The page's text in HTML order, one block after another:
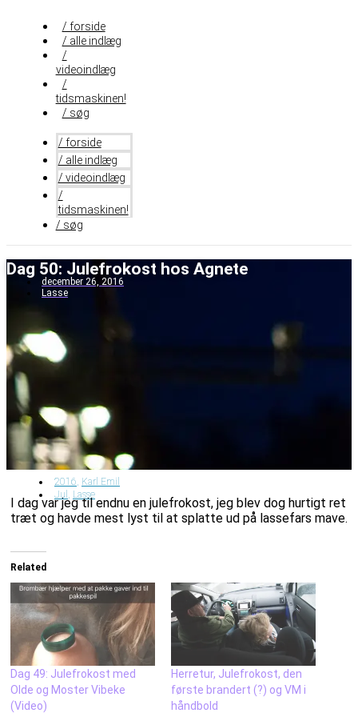
indhold
/ forside
/ alle indlæg
/
videoindlæg
/
tidsmaskinen!
/ søg
/ forside
/ alle indlæg
/ videoindlæg
/
tidsmaskinen!
/ søg
Dag 50: Julefrokost hos Agnete
december 26, 2016
Lasse
2016, Karl Emil
Jul , Lasse
I dag var jeg til endnu en julefrokost, jeg blev dog hurtigt ret
træt og havde mest lyst til at splatte ud på lassefars mave.
Related
Dag 49: Julefrokost med
Olde og Moster Vibeke
(Video)
Herretur, Julefrokost, den
første brandert (?) og VM i
håndbold